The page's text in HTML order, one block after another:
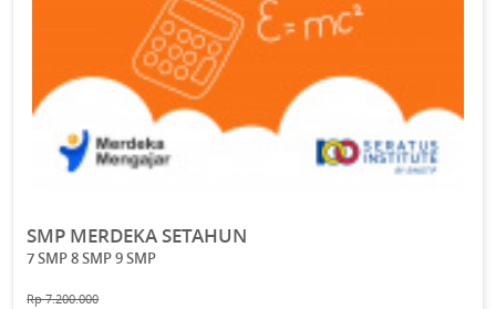
SMP MERDEKA SETAHUN
7 SMP 8 SMP 9 SMP
Rp 7.200.000